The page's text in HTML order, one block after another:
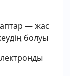
— жас
болуы